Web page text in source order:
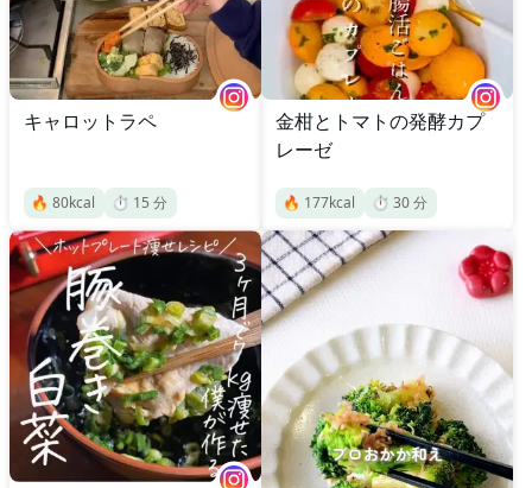
キャロットラペ
🔥 80kcal ⏱️ 15 分
金柑とトマトの発酵カプ
レーゼ
🔥 177kcal ⏱️ 30分